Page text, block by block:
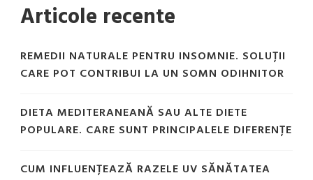
Articole recente
REMEDII NATURALE PENTRU INSOMNIE. SOLUȚII
CARE POT CONTRIBUI LA UN SOMN ODIHNITOR
DIETA MEDITERANEANĂ SAU ALTE DIETE
POPULARE. CARE SUNT PRINCIPALELE DIFERENȚE
CUM INFLUENȚEAZĂ RAZELE UV SĂNĂTATEA